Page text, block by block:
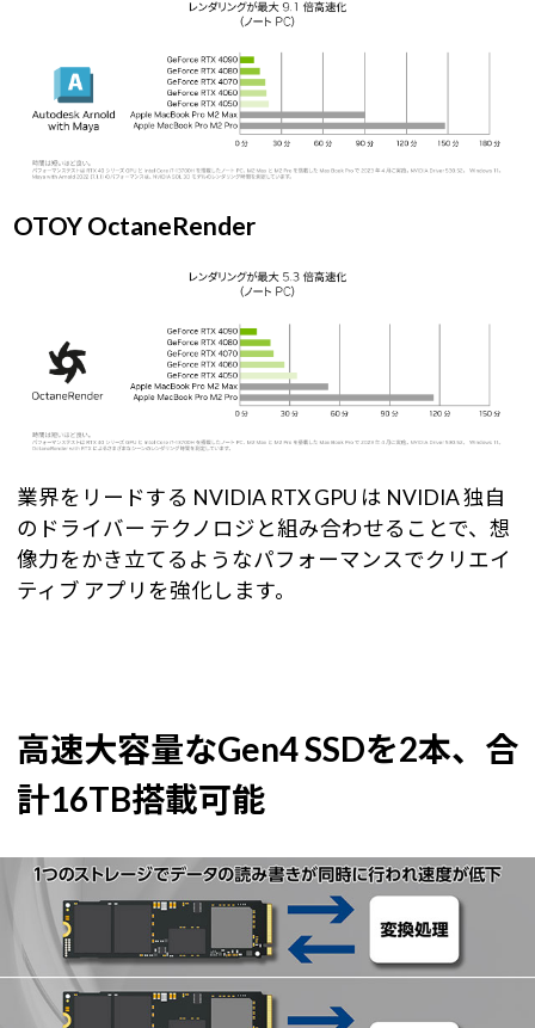
OTOY OctaneRender
業界をリードする NVIDIA RTX GPU は NVIDIA 独自
のドライバー テクノロジと組み合わせることで、想
像力をかき立てるようなパフォーマンスでクリエイ
ティブ アプリを強化します。
高速大容量なGen4 SSDを2本、合
計16TB搭載可能